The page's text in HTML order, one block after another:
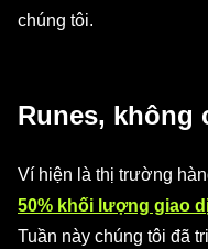
chúng tôi.
Runes, không
Ví hiện là thị trường
50% khối lượng giao
Tuần này chúng tôi đã